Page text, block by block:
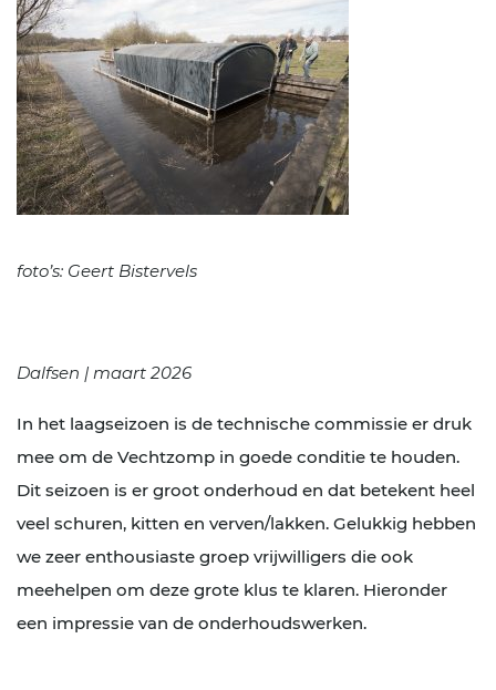
foto’s: Geert Bistervels
Dalfsen | maart 2026
In het laagseizoen is de technische commissie er druk
mee om de Vechtzomp in goede conditie te houden.
Dit seizoen is er groot onderhoud en dat betekent heel
veel schuren, kitten en verven/lakken. Gelukkig hebben
we zeer enthousiaste groep vrijwilligers die ook
meehelpen om deze grote klus te klaren. Hieronder
een impressie van de onderhoudswerken.